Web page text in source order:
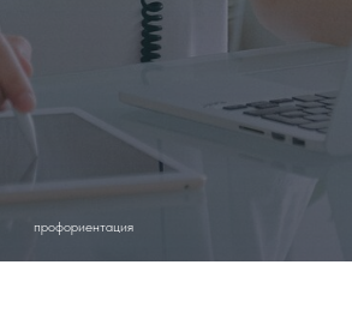
профориентация